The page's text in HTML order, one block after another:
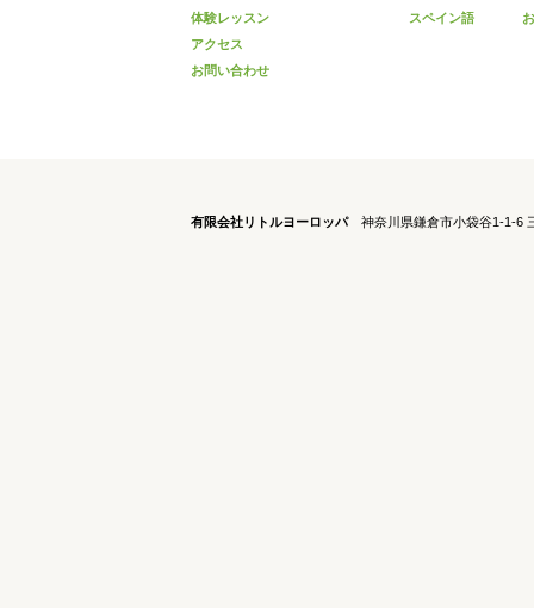
体験レッスン
アクセス
お問い合わせ
スペイン語
有限会社リトルヨーロッパ 神奈川県鎌倉市小袋谷1-1-6